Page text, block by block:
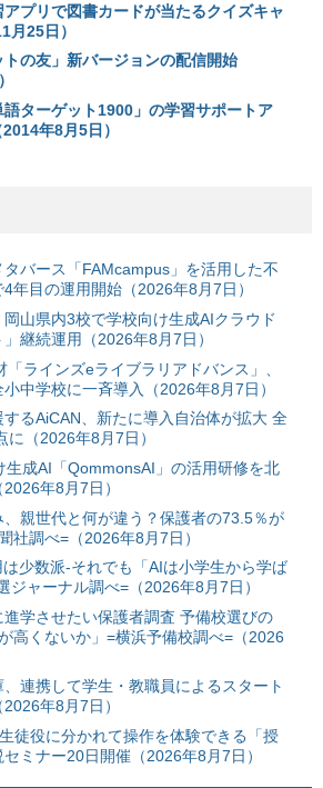
プリで図書カードが当たるクイズキャ
月25日）
の友」新バージョンの配信開始
ターゲット1900」の学習サポートア
年8月5日）
バース「FAMcampus」を活用した不
年目の運用開始（2026年8月7日）
山県内3校で学校向け生成AIクラウド
」継続運用（2026年8月7日）
ラインズeライブラリアドバンス」、
中学校に一斉導入（2026年8月7日）
るAiCAN、新たに導入自治体が拡大 全
（2026年8月7日）
生成AI「QommonsAI」の活用研修を北
年8月7日）
親世代と何が違う？保護者の73.5％が
社調べ=（2026年8月7日）
少数派-それでも「AIは小学生から学ば
ジャーナル調べ=（2026年8月7日）
学させたい保護者調査 予備校選びの
高くないか」=横浜予備校調べ=（2026
連携して学生・教職員によるスタート
年8月7日）
徒役に分かれて操作を体験できる「授
ミナー20日開催（2026年8月7日）